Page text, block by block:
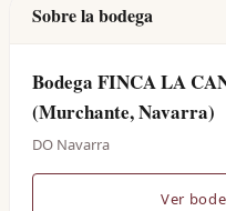
Sobre la bodega
Bodega FINCA LA
(Murchante, Navarra)
DO Navarra
Ver